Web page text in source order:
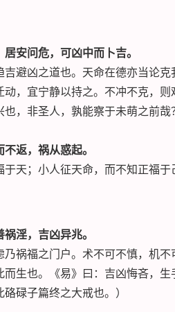
居安问危，可凶中而卜吉。
吉避凶之道也。天命在德亦当论
动，宜宁静以持之。不冲不克，
也，非圣人，孰能察于未萌之前
返，祸从惑起。
于天；小人征天命，而不知正福
祸淫，吉凶异兆。
乃祸福之门户。术不可不慎，机
生也。《易》曰：吉凶悔吝，
碌子篇终之大戒也。）